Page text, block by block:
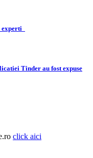
Tinder au fost expuse
click aici